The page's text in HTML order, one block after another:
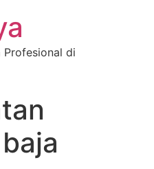
Profesional di